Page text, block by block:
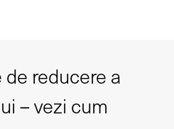
reducere a
– vezi cum